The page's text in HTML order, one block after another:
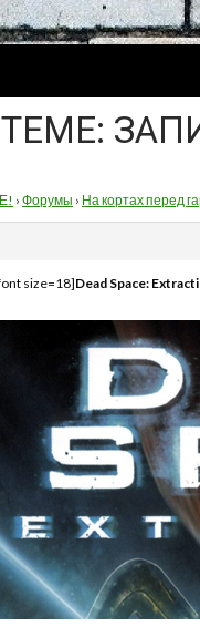
ТЕМЕ:
› Форумы › На кортах перед
size=18]Dead Space: